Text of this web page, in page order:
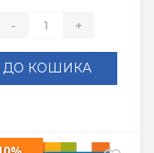
- +
ДО КОШИКА